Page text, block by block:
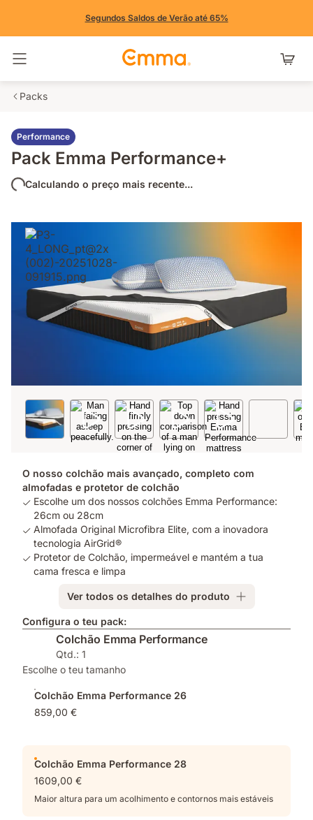
Segundos Saldos de Verão até 65%
Packs
Performance
Pack Emma Performance+
Calculando o preço mais recente...
O nosso colchão mais avançado, completo com
almofadas e protetor de colchão
Escolhe um dos nossos colchões Emma Performance:
26cm ou 28cm
Almofada Original Microfibra Elite, com a inovadora
tecnologia AirGrid®
Protetor de Colchão, impermeável e mantém a tua
cama fresca e limpa
Ver todos os detalhes do produto
Configura o teu pack:
Colchão Emma Performance
Qtd.: 1
Escolhe o teu tamanho
Colchão Emma Performance 26
859,00 €
Colchão Emma Performance 28
1609,00 €
Maior altura para um acolhimento e contornos mais estáveis